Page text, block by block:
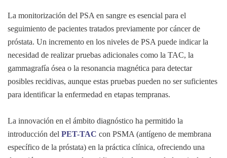
La monitorización del PSA en sangre es esencial para el
seguimiento de pacientes tratados previamente por cáncer de
próstata. Un incremento en los niveles de PSA puede indicar la
necesidad de realizar pruebas adicionales como la TAC, la
gammagrafía ósea o la resonancia magnética para detectar
posibles recidivas, aunque estas pruebas pueden no ser suficientes
para identificar la enfermedad en etapas tempranas.
La innovación en el ámbito diagnóstico ha permitido la
introducción del PET-TAC con PSMA (antígeno de membrana
específico de la próstata) en la práctica clínica, ofreciendo una